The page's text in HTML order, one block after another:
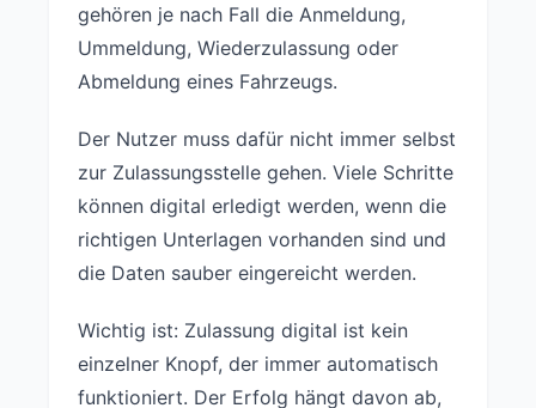
gehören je nach Fall die Anmeldung,
Ummeldung, Wiederzulassung oder
Abmeldung eines Fahrzeugs.
Der Nutzer muss dafür nicht immer selbst
zur Zulassungsstelle gehen. Viele Schritte
können digital erledigt werden, wenn die
richtigen Unterlagen vorhanden sind und
die Daten sauber eingereicht werden.
Wichtig ist: Zulassung digital ist kein
einzelner Knopf, der immer automatisch
funktioniert. Der Erfolg hängt davon ab,